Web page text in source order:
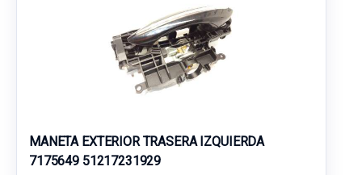
MANETA EXTERIOR TRASERA IZQUIERDA
7175649 51217231929